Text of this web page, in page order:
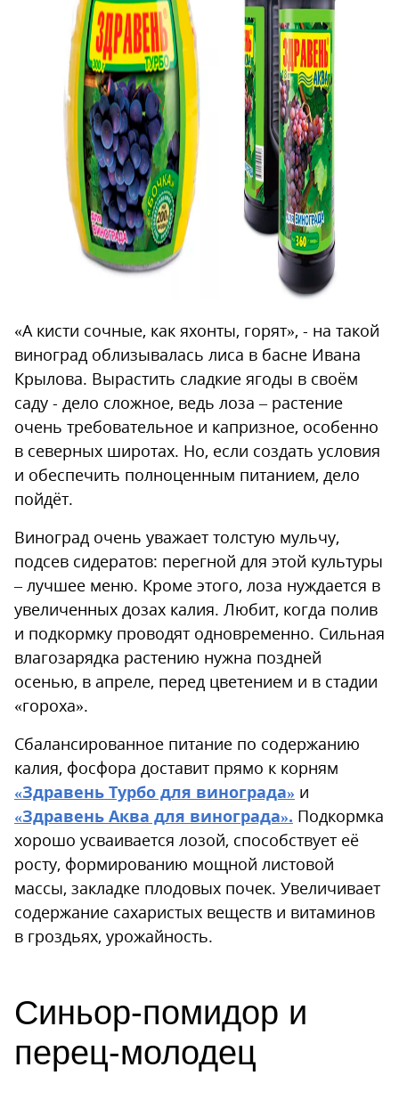
«А кисти сочные, как яхонты, горят», - на такой
виноград облизывалась лиса в басне Ивана
Крылова. Вырастить сладкие ягоды в своём
саду - дело сложное, ведь лоза – растение
очень требовательное и капризное, особенно
в северных широтах. Но, если создать условия
и обеспечить полноценным питанием, дело
пойдёт.
Виноград очень уважает толстую мульчу,
подсев сидератов: перегной для этой культуры
– лучшее меню. Кроме этого, лоза нуждается в
увеличенных дозах калия. Любит, когда полив
и подкормку проводят одновременно. Сильная
влагозарядка растению нужна поздней
осенью, в апреле, перед цветением и в стадии
«гороха».
Сбалансированное питание по содержанию
калия, фосфора доставит прямо к корням
«Здравень Турбо для винограда» и
«Здравень Аква для винограда». Подкормка
хорошо усваивается лозой, способствует её
росту, формированию мощной листовой
массы, закладке плодовых почек. Увеличивает
содержание сахаристых веществ и витаминов
в гроздьях, урожайность.
Синьор-помидор и
перец-молодец